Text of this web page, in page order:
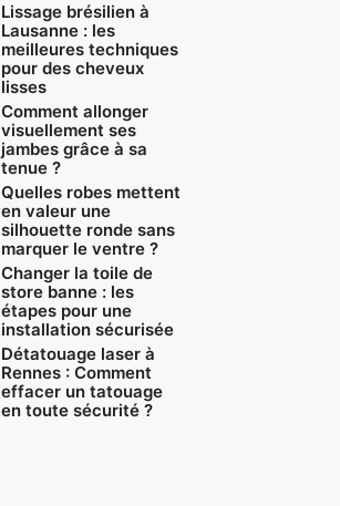
Lissage brésilien à
Lausanne : les
meilleures techniques
pour des cheveux
lisses
Comment allonger
visuellement ses
jambes grâce à sa
tenue ?
Quelles robes mettent
en valeur une
silhouette ronde sans
marquer le ventre ?
Changer la toile de
store banne : les
étapes pour une
installation sécurisée
Détatouage laser à
Rennes : Comment
effacer un tatouage
en toute sécurité ?